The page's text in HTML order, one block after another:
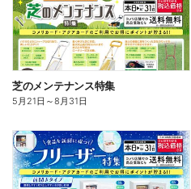
芝のメンテナンス特集
5月21日 ～8月31日